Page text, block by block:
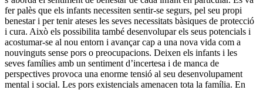
fer palès que els infants necessiten sentir-se segurs, pel seu propi
benestar i per tenir ateses les seves necessitats bàsiques de protecció
i cura. Això els possibilita també desenvolupar els seus potencials i
acostumar-se al nou entorn i avançar cap a una nova vida com a
nouvinguts sense pors o preocupacions. Deixen els infants i les
seves famílies amb un sentiment d’incertesa i de manca de
perspectives provoca una enorme tensió al seu desenvolupament
mental i social. Les pors existencials amenacen tota la família. En